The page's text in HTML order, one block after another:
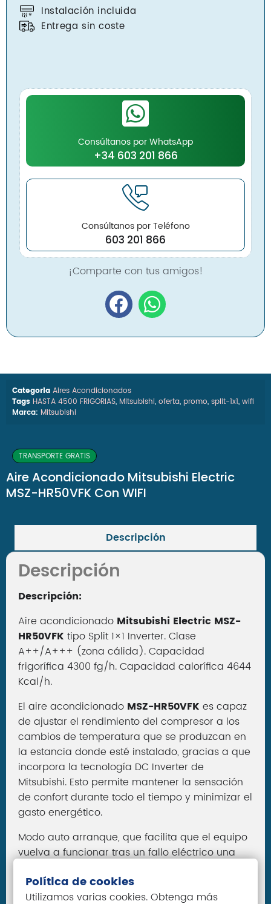
Instalación incluida
Entrega sin coste
Consúltanos por WhatsApp
+34 603 201 866
Consúltanos por Teléfono
603 201 866
¡Comparte con tus amigos!
Categoria Aires Acondicionados
Tags HASTA 4500 FRIGORIAS, Mitsubishi, oferta, promo, split-1x1, wifi
Marca: Mitsubishi
TRANSPORTE GRATIS
Aire Acondicionado Mitsubishi Electric
MSZ-HR50VFK Con WIFI
Descripción
Descripción
Descripción:
Aire acondicionado Mitsubishi Electric MSZ-
HR50VFK tipo Split 1×1 Inverter. Clase
A++/A+++ (zona cálida). Capacidad
frigorífica 4300 fg/h. Capacidad calorífica 4644
Kcal/h.
El aire acondicionado MSZ-HR50VFK es capaz
de ajustar el rendimiento del compresor a los
cambios de temperatura que se produzcan en
la estancia donde esté instalado, gracias a que
incorpora la tecnología DC Inverter de
Mitsubishi. Esto permite mantener la sensación
de confort durante todo el tiempo y minimizar el
gasto energético.
Modo auto arranque, que facilita que el equipo
vuelva a funcionar tras un fallo eléctrico una
Temporizador 12 / 24.
Política de cookies
Utilizamos varias cookies. Obtenga más